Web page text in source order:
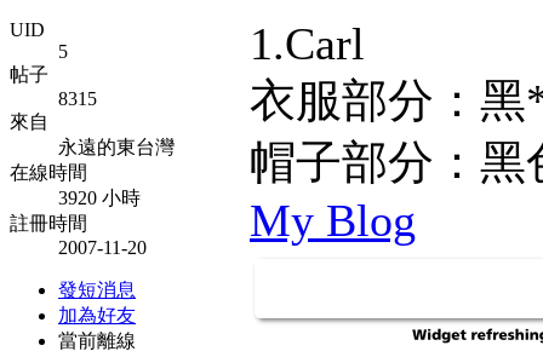
UID
5
帖子
8315
來自
永遠的東台灣
在線時間
3920 小時
註冊時間
2007-11-20
發短消息
加為好友
當前離線
1.Carl
衣服部分：
帽子部分：黑
My Blog